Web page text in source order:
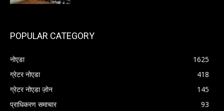
POPULAR CATEGORY
नोएडा
1625
ग्रेटर नोएडा
418
ग्रेटर नोएडा ज़ोन
145
प्राधिकरण समाचार
93